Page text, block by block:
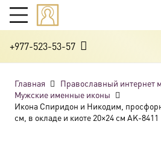
+977-523-53-57
Главная
Православный интернет
Мужские именные иконы
Икона Спиридон и Никодим,
см, в окладе и киоте 20×24 см AK-8411